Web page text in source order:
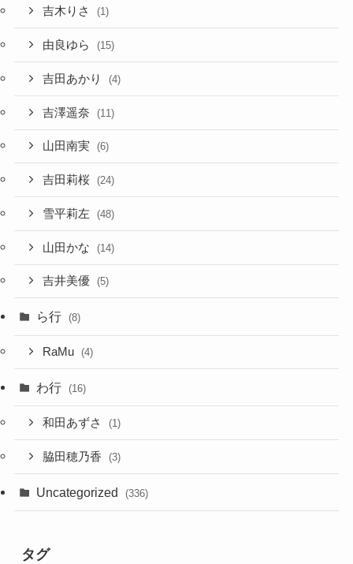
吉木りさ (1)
由良ゆら (15)
吉田あかり (4)
吉澤遥奈 (11)
山田南実 (6)
吉田莉桜 (24)
雪平莉左 (48)
山田かな (14)
吉井美優 (5)
ら行 (8)
RaMu (4)
わ行 (16)
和田あずさ (1)
脇田穂乃香 (3)
Uncategorized (336)
タグ